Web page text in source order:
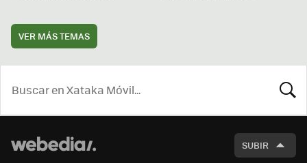
VER MÁS TEMAS
SUBIR